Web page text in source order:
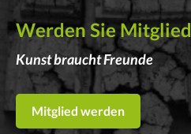
Werden Sie Mitglied
Kunst braucht Freunde
Mitglied werden